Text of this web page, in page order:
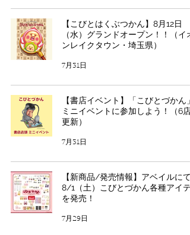
【こびとはくぶつかん】8月12日
（水）グランドオープン！！（イオ
ンレイクタウン・埼玉県）
7月31日
【書店イベント】「こびとづかん」
ミニイベントに参加しよう！（6店
更新）
7月31日
【新商品/発売情報】アベイルにて
8/1（土）こびとづかん各種アイテ
を発売！
7月29日